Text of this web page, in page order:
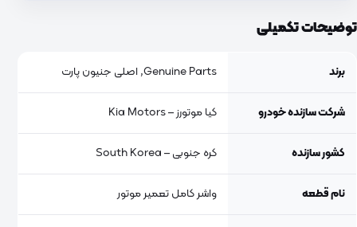
توضیحات تکمیلی
برند Genuine Parts, اصلی جنیون پارت
شرکت سازنده خودرو کیا موتورز – Kia Motors
کشور سازنده کره جنوبی – South Korea
نام قطعه واشر کامل تعمیر موتور